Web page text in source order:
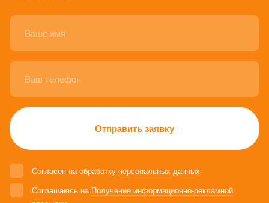
Отправить заявку
Согласен на обработку персональных данных
Соглашаюсь на Получение информационно-рекламной